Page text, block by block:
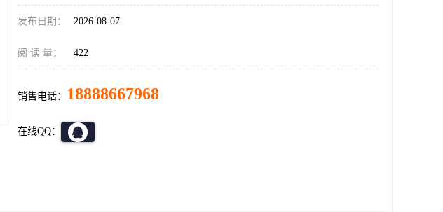
发布日期： 2026-08-07
阅 读 量： 422
销售电话： 18888667968
在线QQ：